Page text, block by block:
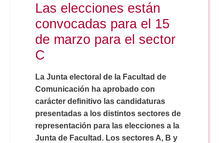
Comunicación Audiovisual
Doble Grado PER/CAV
Periodismo
Publicidad y RR.PP
Doble Grado PER/CAV
Secretaría Virtual
#miTFG
Boletines
Las elecciones están
convocadas para el 15
de marzo para el sector
C
La Junta electoral de la Facultad de
Comunicación ha aprobado con
carácter definitivo las candidaturas
presentadas a los distintos sectores de
representación para las elecciones a la
Junta de Facultad. Los sectores A, B y